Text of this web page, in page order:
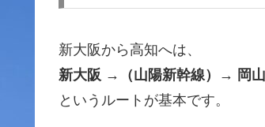
新大阪から高知へは、
新大阪 →（山陽新幹線）→ 岡
というルートが基本です。